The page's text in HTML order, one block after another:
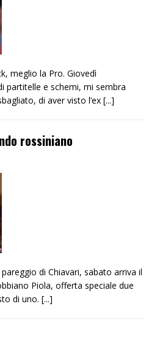
meglio la Pro. Giovedì
partitelle e schemi, mi sembra
di aver visto l’ex [...]
rossiniano
di Chiavari, sabato arriva il
Piola, offerta speciale due
di uno. [...]